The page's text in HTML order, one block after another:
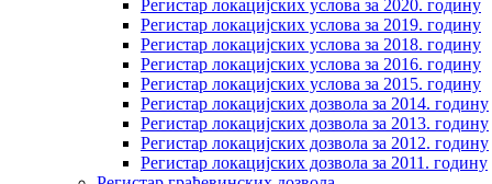
Регистар локацијских услова за 2020. годину
Регистар локацијских услова за 2019. годину
Регистар локацијских услова за 2018. годину
Регистар локацијских услова за 2016. годину
Регистар локацијских услова за 2015. годину
Регистар локацијских дозвола за 2014. годину
Регистар локацијских дозвола за 2013. годину
Регистар локацијских дозвола за 2012. годину
Регистар локацијских дозвола за 2011. годину